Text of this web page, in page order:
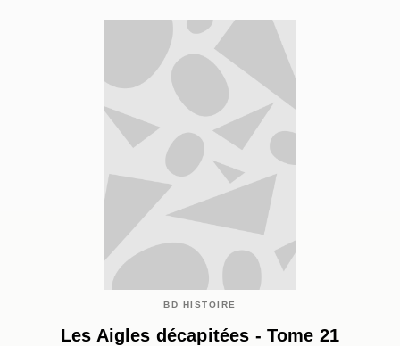
BD HISTOIRE
Les Aigles décapitées - Tome 21